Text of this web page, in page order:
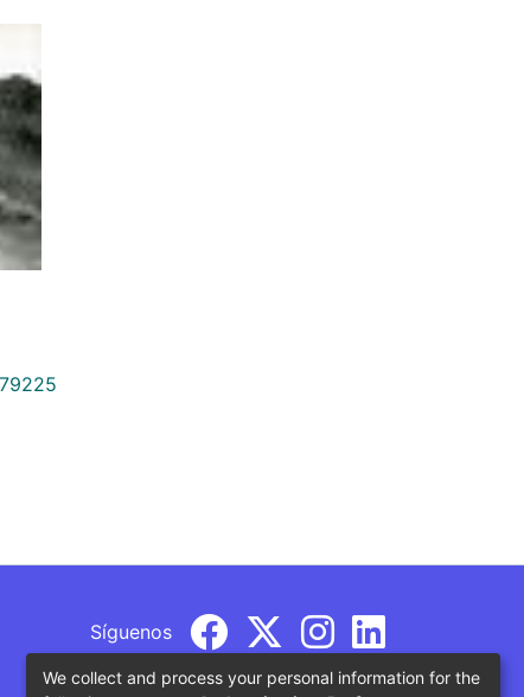
Síguenos
We collect and process your personal information for the